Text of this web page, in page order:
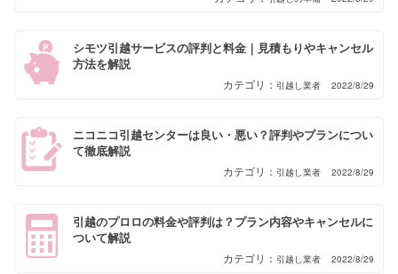
シモツ引越サービスの評判と料金｜見積もりやキャンセル
方法を解説
引越し業者 2022/8/29
ニコニコ引越センターは良い・悪い？評判やプランについ
て徹底解説
引越し業者 2022/8/29
引越のプロロの料金や評判は？プラン内容やキャンセルに
ついて解説
引越し業者 2022/8/29